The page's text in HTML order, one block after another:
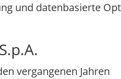
und datenbasierte
vergangenen Jahren